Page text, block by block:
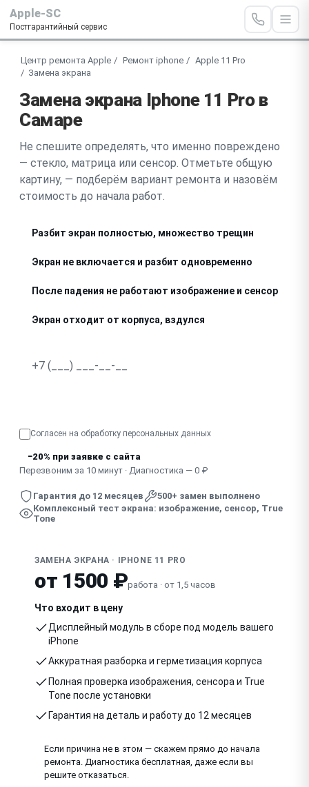
Apple-SC
Постгарантийный сервис
Центр ремонта Apple Ремонт iphone
Apple 11 Pro
Замена экрана
Замена экрана Iphone 11 Pro в
Самаре
Не спешите определять, что именно повреждено
— стекло, матрица или сенсор. Отметьте общую
картину, — подберём вариант ремонта и назовём
стоимость до начала работ.
Разбит экран полностью, множество трещин
Экран не включается и разбит одновременно
После падения не работают изображение и сенсор
Экран отходит от корпуса, вздулся
Согласен на обработку персональных данных
−20% при заявке с сайта
Перезвоним за 10 минут · Диагностика — 0 ₽
Гарантия до 12 месяцев
500+ замен выполнено
Комплексный тест экрана: изображение, сенсор, True
Tone
ЗАМЕНА ЭКРАНА · IPHONE 11 PRO
от 1500 ₽работа · от 1,5 часов
Что входит в цену
Дисплейный модуль в сборе под модель вашего
iPhone
Аккуратная разборка и герметизация корпуса
Полная проверка изображения, сенсора и True
Tone после установки
Гарантия на деталь и работу до 12 месяцев
Если причина не в этом — скажем прямо до начала
ремонта. Диагностика бесплатная, даже если вы
решите отказаться.